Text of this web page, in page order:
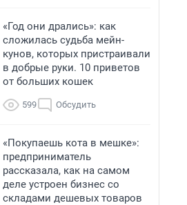
«Год они дрались»: как
сложилась судьба мейн-
кунов, которых пристраивали
в добрые руки. 10 приветов
от больших кошек
599 Обсудить
«Покупаешь кота в мешке»:
предприниматель
рассказала, как на самом
деле устроен бизнес со
складами дешевых товаров